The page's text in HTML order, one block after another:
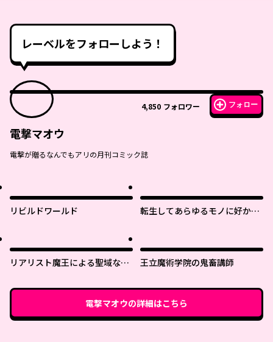
レーベルをフォローしよう！
4,850 フォロワー フォロー
電撃マオウ
電撃が贈るなんでもアリの月刊コミック誌
リビルドワールド
転生してあらゆるモノに好かれ
リアリスト魔王による聖域なき
王立魔術学院の鬼畜講師
電撃マオウの詳細はこちら